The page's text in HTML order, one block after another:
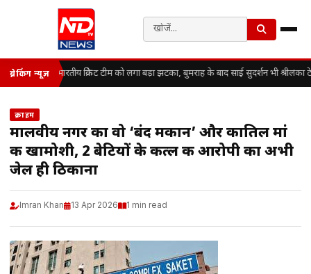
ब्रेकिंग न्यूज़ भारतीय क्रिकेट टीम को लगा बड़ा झटका, बुमराह के बाद साई सुदर्शन भी श्रीलंका
क्राइम
मालवीय नगर का वो ‘बंद मकान’ और कातिल मां
की खामोशी, 2 बेटियों के कत्ल की आरोपी का अभी
जेल ही ठिकाना
Imran Khan 13 Apr 2026 1 min read